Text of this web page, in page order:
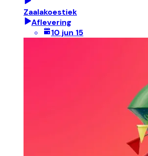
Zaalakoestiek
Aflevering
10 jun 15